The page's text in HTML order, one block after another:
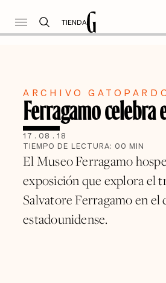
TIENDA
ARCHIVO
Ferragamo celebra
17 . 08 . 18
TIEMPO DE LECTURA: 00 MIN
El Museo Ferragamo
exposición que explora el
Salvatore Ferragamo en el
estadounidense.